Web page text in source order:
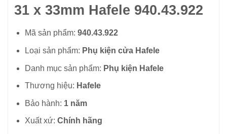
31 x 33mm Hafele 940.43.922
Mã sản phẩm: 940.43.922
Loại sản phẩm: Phụ kiện cửa Hafele
Danh mục sản phẩm: Phụ kiện Hafele
Thương hiệu: Hafele
Bảo hành: 1 năm
Xuất xứ: Chính hãng